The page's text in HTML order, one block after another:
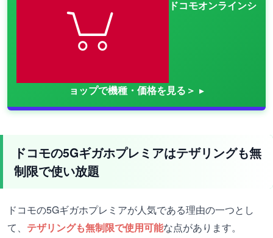
ドコモオンラインシ
ョップで機種・価格を見る＞
ドコモの5Gギガホプレミアはテザリングも無
制限で使い放題
ドコモの5Gギガホプレミアが人気である理由の一つとし
て、 テザリングも無制限で使用可能な点があります。